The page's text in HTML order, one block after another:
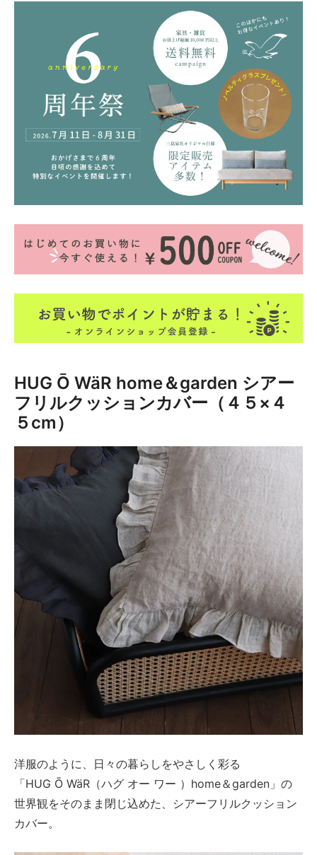
HUG Ō WäR home＆garden シアー
フリルクッションカバー（４５×４
５cm）
洋服のように、日々の暮らしをやさしく彩る
「HUG Ō WäR（ハグ オー ワー ）home＆garden」の
世界観をそのまま閉じ込めた、シアーフリルクッション
カバー。